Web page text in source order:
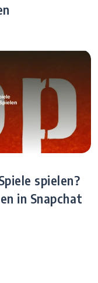
spielen?
in Snapchat